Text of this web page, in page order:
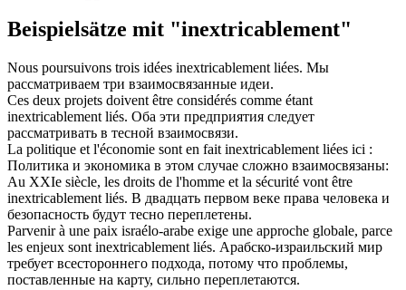
Beispielsätze mit "inextricablement"
Nous poursuivons trois idées inextricablement liées. Мы
рассматриваем три взаимосвязанные идеи.
Ces deux projets doivent être considérés comme étant
inextricablement liés. Оба эти предприятия следует
рассматривать в тесной взаимосвязи.
La politique et l'économie sont en fait inextricablement liées ici :
Политика и экономика в этом случае сложно взаимосвязаны:
Au XXIe siècle, les droits de l'homme et la sécurité vont être
inextricablement liés. В двадцать первом веке права человека и
безопасность будут тесно переплетены.
Parvenir à une paix israélo-arabe exige une approche globale, parce
les enjeux sont inextricablement liés. Арабско-израильский мир
требует всестороннего подхода, потому что проблемы,
поставленные на карту, сильно переплетаются.